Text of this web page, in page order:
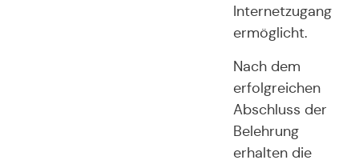
Internetzugang
ermöglicht.
Nach dem
erfolgreichen
Abschluss der
Belehrung
erhalten die